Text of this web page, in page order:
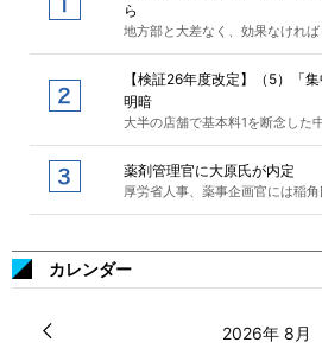
ら
地方部と大差なく、効果なければ
【検証26年度改定】（5）「
明暗
大半の店舗で基本料1を断念した
薬剤管理官に大原氏が内定
厚労省人事、薬事企画官には稲角
カレンダー
2026年 8月